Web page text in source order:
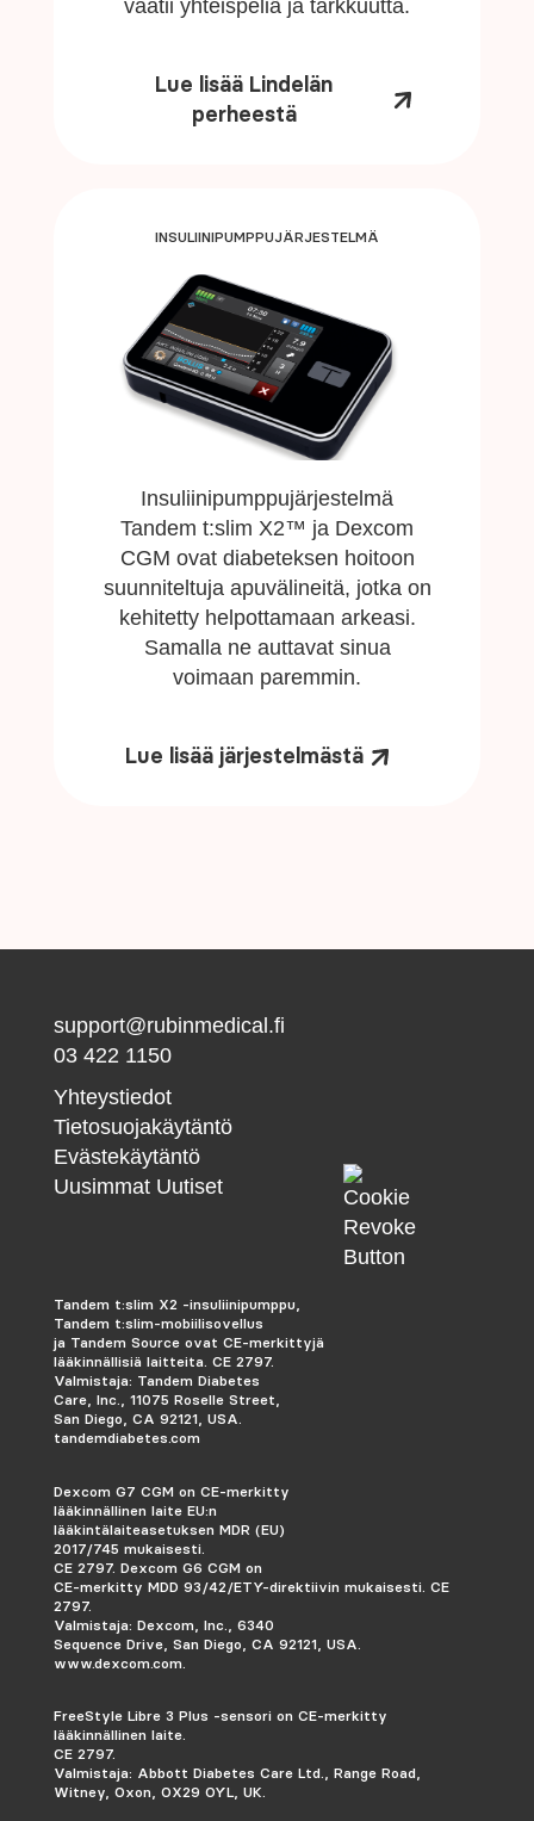
vaatii yhteispeliä ja tarkkuutta.
Lue lisää Lindelän
perheestä
INSULIINIPUMPPUJÄRJESTELMÄ
Insuliinipumppujärjestelmä
Tandem t:slim X2™ ja Dexcom
CGM ovat diabeteksen hoitoon
suunniteltuja apuvälineitä, jotka on
kehitetty helpottamaan arkeasi.
Samalla ne auttavat sinua
voimaan paremmin.
Lue lisää järjestelmästä
support@rubinmedical.fi
03 422 1150
Tandem t:slim X2 -insuliinipumppu,
Tandem t:slim-mobiilisovellus
ja Tandem Source ovat CE-merkittyjä
lääkinnällisiä laitteita. CE 2797.
Valmistaja: Tandem Diabetes
Care, Inc., 11075 Roselle Street,
San Diego, CA 92121, USA.
tandemdiabetes.com
Dexcom G7 CGM on CE-merkitty
lääkinnällinen laite EU:n
lääkintälaiteasetuksen MDR (EU)
2017/745 mukaisesti.
CE 2797. Dexcom G6 CGM on
CE-merkitty MDD 93/42/ETY-direktiivin mukaisesti. CE
2797.
Valmistaja: Dexcom, Inc., 6340
Sequence Drive, San Diego, CA 92121, USA.
www.dexcom.com.
FreeStyle Libre 3 Plus -sensori on CE-merkitty
lääkinnällinen laite.
CE 2797.
Valmistaja: Abbott Diabetes Care Ltd., Range Road,
Witney, Oxon, OX29 OYL, UK.
Yhteystiedot
Tietosuojakäytäntö
Evästekäytäntö
Uusimmat Uutiset